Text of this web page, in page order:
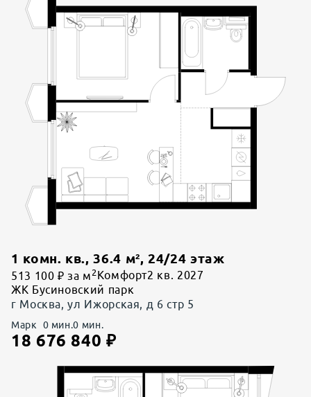
1 комн. кв., 36.4 м²,24/24 этаж
513 100 ₽ за м 2 Комфорт2 кв. 2027
ЖК Бусиновский парк
г Москва, ул Ижорская, д 6 стр 5
Марк 0 мин.0 мин.
18 676 840 ₽